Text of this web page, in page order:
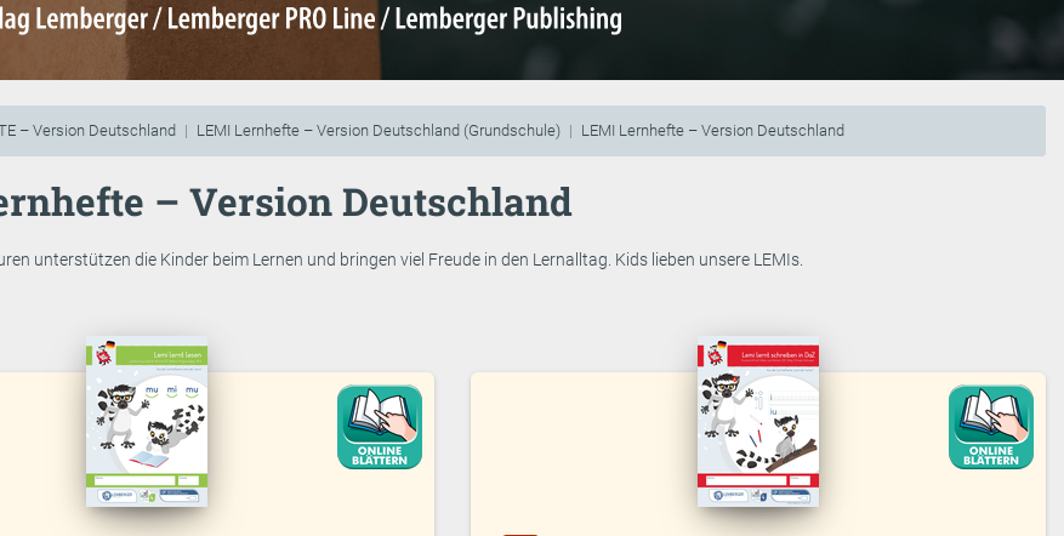
– Version Deutschland LEMI Lernhefte – Version Deutschland (Grundschule) LEMI Lernhefte – Version Deutschland
– Version Deutschland
unterstützen die Kinder beim Lernen und bringen viel Freude in den Lernalltag. Kids lieben unsere LEMIs.